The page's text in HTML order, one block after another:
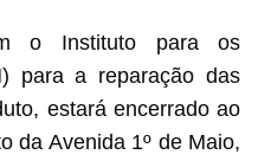
o Instituto para os
para a reparação das
estará encerrado ao
da Avenida 1º de Maio,